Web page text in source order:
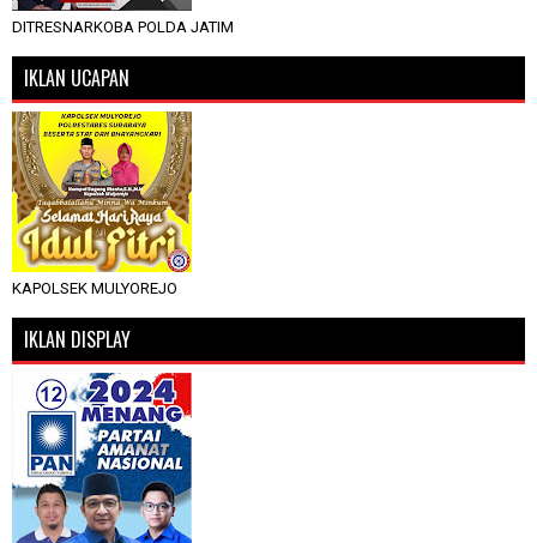
DITRESNARKOBA POLDA JATIM
IKLAN UCAPAN
KAPOLSEK MULYOREJO
IKLAN DISPLAY